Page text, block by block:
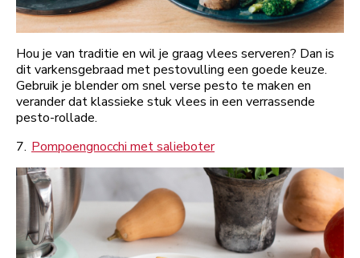
Hou je van traditie en wil je graag vlees serveren? Dan is
dit varkensgebraad met pestovulling een goede keuze.
Gebruik je blender om snel verse pesto te maken en
verander dat klassieke stuk vlees in een verrassende
pesto-rollade.
7. Pompoengnocchi met salieboter